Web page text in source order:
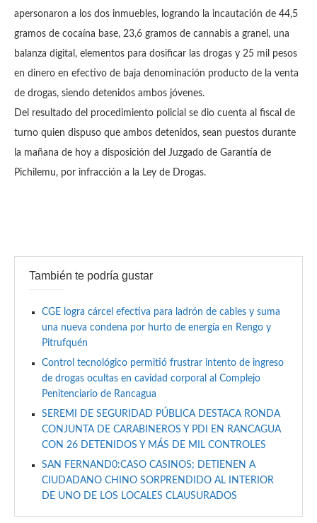
apersonaron a los dos inmuebles, logrando la incautación de 44,5
gramos de cocaína base, 23,6 gramos de cannabis a granel, una
balanza digital, elementos para dosificar las drogas y 25 mil pesos
en dinero en efectivo de baja denominación producto de la venta
de drogas, siendo detenidos ambos jóvenes.
Del resultado del procedimiento policial se dio cuenta al fiscal de
turno quien dispuso que ambos detenidos, sean puestos durante
la mañana de hoy a disposición del Juzgado de Garantía de
Pichilemu, por infracción a la Ley de Drogas.
También te podría gustar
CGE logra cárcel efectiva para ladrón de cables y suma
una nueva condena por hurto de energía en Rengo y
Pitrufquén
Control tecnológico permitió frustrar intento de ingreso
de drogas ocultas en cavidad corporal al Complejo
Penitenciario de Rancagua
SEREMI DE SEGURIDAD PÚBLICA DESTACA RONDA
CONJUNTA DE CARABINEROS Y PDI EN RANCAGUA
CON 26 DETENIDOS Y MÁS DE MIL CONTROLES
SAN FERNAND0:CASO CASINOS; DETIENEN A
CIUDADANO CHINO SORPRENDIDO AL INTERIOR
DE UNO DE LOS LOCALES CLAUSURADOS